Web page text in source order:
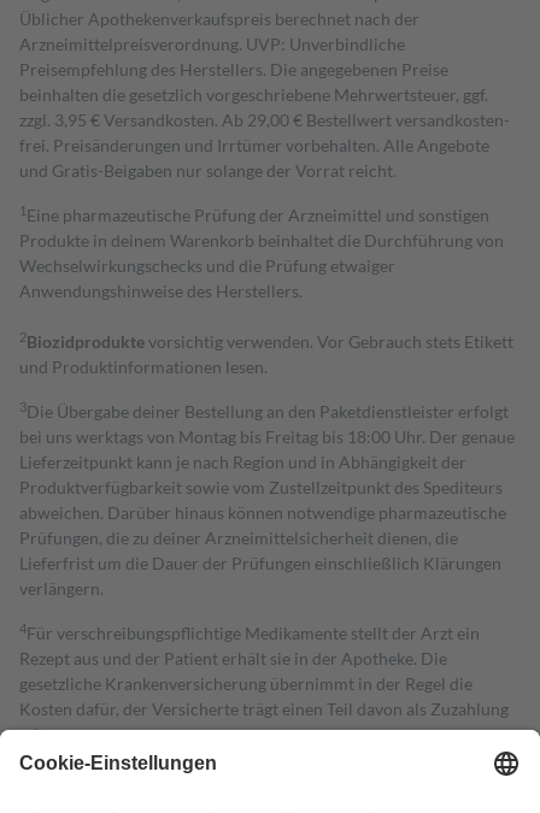
Üblicher Apothekenverkaufspreis berechnet nach der
Arzneimittelpreisverordnung. UVP: Unverbindliche
Preisempfehlung des Herstellers. Die angegebenen Preise
beinhalten die gesetzlich vorgeschriebene Mehrwertsteuer, ggf.
zzgl. 3,95 € Versandkosten. Ab 29,00 € Bestell­wert versand­kosten­
frei. Preisänderungen und Irrtümer vorbehalten. Alle Angebote
und Gratis-Beigaben nur solange der Vorrat reicht.
1 Eine pharmazeutische Prüfung der Arzneimittel und sonstigen
Produkte in deinem Warenkorb beinhaltet die Durchführung von
Wechselwirkungschecks und die Prüfung etwaiger
Anwendungshinweise des Herstellers.
2Biozidproduktevorsichtig verwenden. Vor Gebrauch stets Etikett
und Produktinformationen lesen.
3Die Übergabe deiner Bestellung an den Paketdienstleister erfolgt
bei uns werktags von Montag bis Freitag bis 18:00 Uhr. Der genaue
Lieferzeitpunkt kann je nach Region und in Abhängigkeit der
Produktverfügbarkeit sowie vom Zustellzeitpunkt des Spediteurs
abweichen. Darüber hinaus können notwendige pharmazeutische
Prüfungen, die zu deiner Arzneimittelsicherheit dienen, die
Lieferfrist um die Dauer der Prüfungen einschließlich Klärungen
verlängern.
4Für verschreibungspflichtige Medikamente stellt der Arzt ein
Rezept aus und der Patient erhält sie in der Apotheke. Die
gesetzliche Krankenversicherung übernimmt in der Regel die
Kosten dafür, der Versicherte trägt einen Teil davon als Zuzahlung
mit.
Grundsätzlich leisten Mitglieder Zuzahlungen in Höhe von zehn